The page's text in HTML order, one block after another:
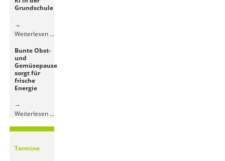
Grundschule
Weiterlesen …KI
Bunte Obst-
und
Gemüsepause
sorgt für
frische
Energie
Weiterlesen …Bunte
und
Termine